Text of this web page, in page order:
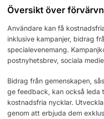
Översikt över
Användare kan få
inklusive kampanjer, bidrag
specialevenemang.
postnyhetsbrev, sociala
Bidrag från gemenskapen,
ge feedback, kan också leda
kostnadsfria nycklar.
genom att erbjuda dem